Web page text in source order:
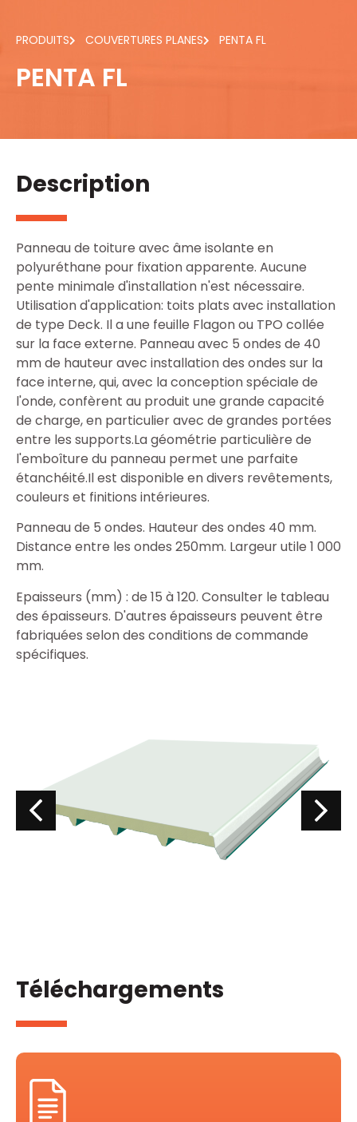
PRODUITS COUVERTURES PLANES PENTA FL
PENTA FL
Description
Panneau de toiture avec âme isolante en
polyuréthane pour fixation apparente. Aucune
pente minimale d'installation n'est nécessaire.
Utilisation d'application: toits plats avec installation
de type Deck. Il a une feuille Flagon ou TPO collée
sur la face externe. Panneau avec 5 ondes de 40
mm de hauteur avec installation des ondes sur la
face interne, qui, avec la conception spéciale de
l'onde, confèrent au produit une grande capacité
de charge, en particulier avec de grandes portées
entre les supports.La géométrie particulière de
l'emboîture du panneau permet une parfaite
étanchéité.Il est disponible en divers revêtements,
couleurs et finitions intérieures.
Panneau de 5 ondes. Hauteur des ondes 40 mm.
Distance entre les ondes 250mm. Largeur utile 1 000
mm.
Epaisseurs (mm) : de 15 à 120. Consulter le tableau
des épaisseurs. D'autres épaisseurs peuvent être
fabriquées selon des conditions de commande
spécifiques.
Téléchargements